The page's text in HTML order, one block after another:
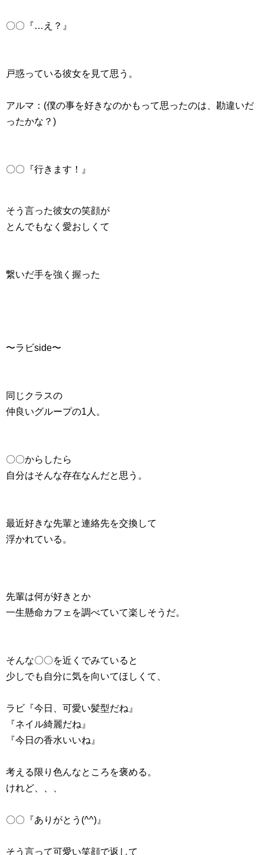
〇〇『…え？』
戸惑っている彼女を見て思う。
アルマ：(僕の事を好きなのかもって思ったのは、勘違いだ
ったかな？)
〇〇『行きます！』
そう言った彼女の笑顔が
とんでもなく愛おしくて
繋いだ手を強く握った
〜ラビside〜
同じクラスの
仲良いグループの1人。
〇〇からしたら
自分はそんな存在なんだと思う。
最近好きな先輩と連絡先を交換して
浮かれている。
先輩は何が好きとか
一生懸命カフェを調べていて楽しそうだ。
そんな〇〇を近くでみていると
少しでも自分に気を向いてほしくて、
ラビ『今日、可愛い髪型だね』
『ネイル綺麗だね』
『今日の香水いいね』
考える限り色んなところを褒める。
けれど、、、
〇〇『ありがとう(^^)』
そう言って可愛い笑顔で返して